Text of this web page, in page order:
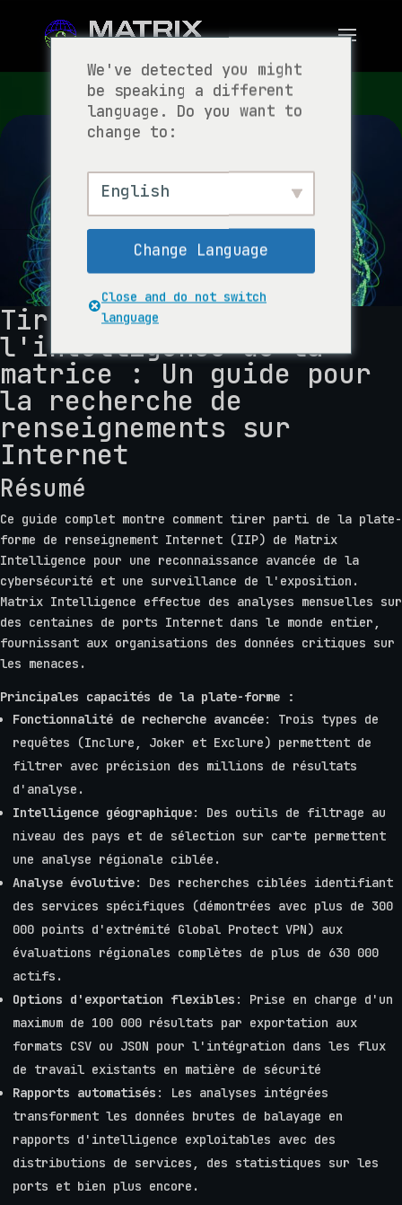
Tirer parti de
l'intelligence de la
matrice : Un guide pour
la recherche de
renseignements sur
Internet
Résumé
Ce guide complet montre comment tirer parti de la plate-
forme de renseignement Internet (IIP) de Matrix
Intelligence pour une reconnaissance avancée de la
cybersécurité et une surveillance de l'exposition.
Matrix Intelligence effectue des analyses mensuelles sur
des centaines de ports Internet dans le monde entier,
fournissant aux organisations des données critiques sur
les menaces.
Principales capacités de la plate-forme :
Fonctionnalité de recherche avancée: Trois types de
requêtes (Inclure, Joker et Exclure) permettent de
filtrer avec précision des millions de résultats
d'analyse.
Intelligence géographique: Des outils de filtrage au
niveau des pays et de sélection sur carte permettent
une analyse régionale ciblée.
Analyse évolutive: Des recherches ciblées identifiant
des services spécifiques (démontrées avec plus de 300
000 points d'extrémité Global Protect VPN) aux
évaluations régionales complètes de plus de 630 000
actifs.
Options d'exportation flexibles : Prise en charge d'un
maximum de 100 000 résultats par exportation aux
formats CSV ou JSON pour l'intégration dans les flux
de travail existants en matière de sécurité
Rapports automatisés : Les analyses intégrées
transforment les données brutes de balayage en
rapports d'intelligence exploitables avec des
distributions de services, des statistiques sur les
ports et bien plus encore.
We've detected you might
be speaking a different
language. Do you want to
change to:
English
Change Language
Close and do not switch
language